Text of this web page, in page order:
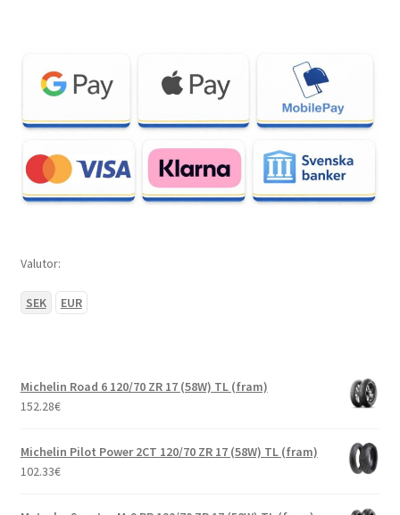
Valutor:
SEK EUR
Michelin Road 6 120/70 ZR 17 (58W) TL (fram)
152.28€
Michelin Pilot Power 2CT 120/70 ZR 17 (58W) TL (fram)
102.33€